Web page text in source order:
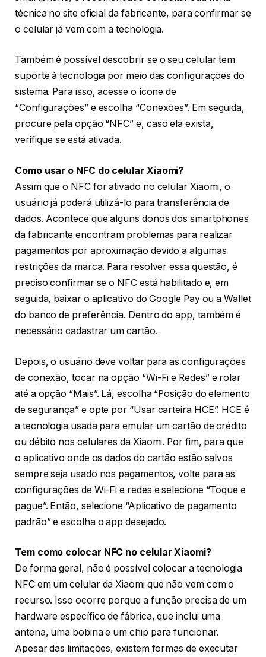
técnica no site oficial da fabricante, para confirmar se
o celular já vem com a tecnologia.
Também é possível descobrir se o seu celular tem
suporte à tecnologia por meio das configurações do
sistema. Para isso, acesse o ícone de
“Configurações” e escolha “Conexões”. Em seguida,
procure pela opção “NFC” e, caso ela exista,
verifique se está ativada.
Como usar o NFC do celular Xiaomi?
Assim que o NFC for ativado no celular Xiaomi, o
usuário já poderá utilizá-lo para transferência de
dados. Acontece que alguns donos dos smartphones
da fabricante encontram problemas para realizar
pagamentos por aproximação devido a algumas
restrições da marca. Para resolver essa questão, é
preciso confirmar se o NFC está habilitado e, em
seguida, baixar o aplicativo do Google Pay ou a Wallet
do banco de preferência. Dentro do app, também é
necessário cadastrar um cartão.
Depois, o usuário deve voltar para as configurações
de conexão, tocar na opção “Wi-Fi e Redes” e rolar
até a opção “Mais”. Lá, escolha “Posição do elemento
de segurança” e opte por “Usar carteira HCE”. HCE é
a tecnologia usada para emular um cartão de crédito
ou débito nos celulares da Xiaomi. Por fim, para que
o aplicativo onde os dados do cartão estão salvos
sempre seja usado nos pagamentos, volte para as
configurações de Wi-Fi e redes e selecione “Toque e
pague”. Então, selecione “Aplicativo de pagamento
padrão” e escolha o app desejado.
Tem como colocar NFC no celular Xiaomi?
De forma geral, não é possível colocar a tecnologia
NFC em um celular da Xiaomi que não vem com o
recurso. Isso ocorre porque a função precisa de um
hardware específico de fábrica, que inclui uma
antena, uma bobina e um chip para funcionar.
Apesar das limitações, existem formas de executar